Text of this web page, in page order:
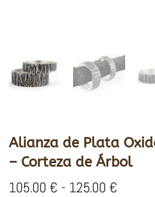
Alianza de Plata
– Corteza de Árbol
105.00 € - 125.00 €